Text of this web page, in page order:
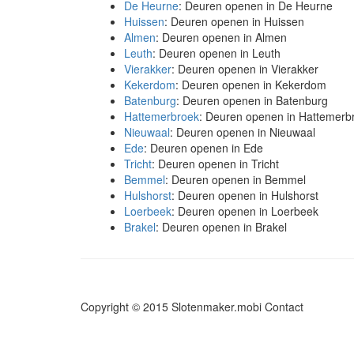
De Heurne: Deuren openen in De Heurne
Huissen: Deuren openen in Huissen
Almen: Deuren openen in Almen
Leuth: Deuren openen in Leuth
Vierakker: Deuren openen in Vierakker
Kekerdom: Deuren openen in Kekerdom
Batenburg: Deuren openen in Batenburg
Hattemerbroek: Deuren openen in
Nieuwaal: Deuren openen in Nieuwaal
Ede: Deuren openen in Ede
Tricht: Deuren openen in Tricht
Bemmel: Deuren openen in Bemmel
Hulshorst: Deuren openen in Hulshorst
Loerbeek: Deuren openen in Loerbeek
Brakel: Deuren openen in Brakel
Copyright © 2015 Slotenmaker.mobi Contact